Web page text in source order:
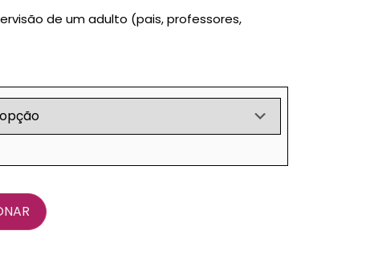
de um adulto (pais, professores,